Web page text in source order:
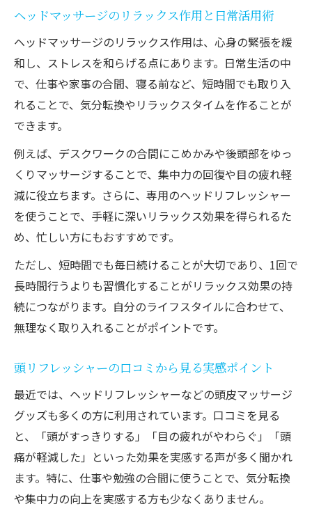
ケア法
口コミを活用した自分に合うマッサージ方
法の発見
ヘッドマッサージのリラックス作用と日常活用術
ヘッドマッサージのリラックス作用は、心身の緊張を緩
和し、ストレスを和らげる点にあります。日常生活の中
で、仕事や家事の合間、寝る前など、短時間でも取り入
れることで、気分転換やリラックスタイムを作ることが
できます。
例えば、デスクワークの合間にこめかみや後頭部をゆっ
くりマッサージすることで、集中力の回復や目の疲れ軽
減に役立ちます。さらに、専用のヘッドリフレッシャー
を使うことで、手軽に深いリラックス効果を得られるた
め、忙しい方にもおすすめです。
ただし、短時間でも毎日続けることが大切であり、1回で
長時間行うよりも習慣化することがリラックス効果の持
続につながります。自分のライフスタイルに合わせて、
無理なく取り入れることがポイントです。
頭リフレッシャーの口コミから見る実感ポイント
最近では、ヘッドリフレッシャーなどの頭皮マッサージ
グッズも多くの方に利用されています。口コミを見る
と、「頭がすっきりする」「目の疲れがやわらぐ」「頭
痛が軽減した」といった効果を実感する声が多く聞かれ
ます。特に、仕事や勉強の合間に使うことで、気分転換
や集中力の向上を実感する方も少なくありません。